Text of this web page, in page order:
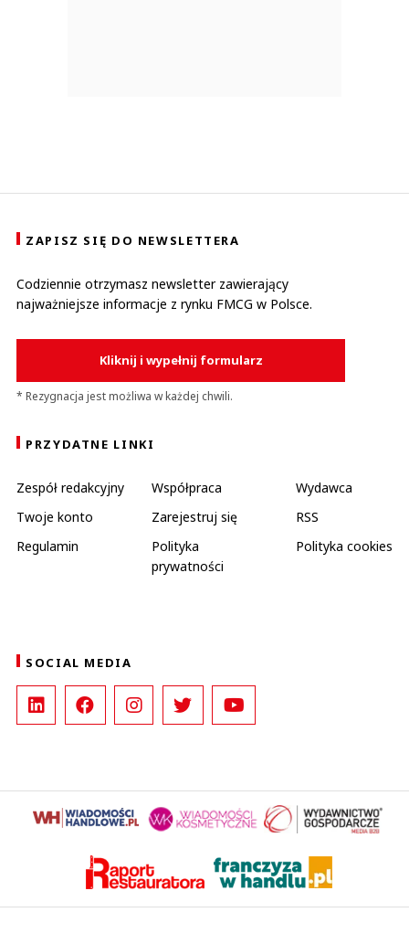
ZAPISZ SIĘ DO NEWSLETTERA
Codziennie otrzymasz newsletter zawierający
najważniejsze informacje z rynku FMCG w Polsce.
Kliknij i wypełnij formularz
* Rezygnacja jest możliwa w każdej chwili.
PRZYDATNE LINKI
Zespół redakcyjny Współpraca
Wydawca
Twoje konto
Zarejestruj się
RSS
Regulamin
Polityka
prywatności
Polityka cookies
SOCIAL MEDIA